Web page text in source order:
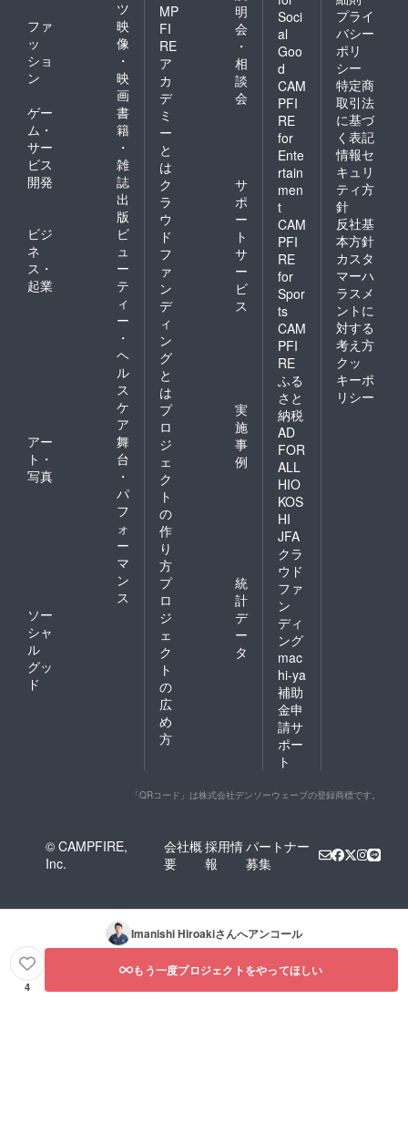
ツ
ファ
ッ
ショ
ン
映
像
・
映
画
ゲー
ム・
サー
ビス
開発
書
籍
・
雑
誌
出
版
ビジ
ネ
ス・
起業
ビ
ュ
ー
テ
ィ
ー
・
ヘ
ル
ス
ケ
ア
アー
ト・
写真
舞
台
・
パ
フ
ォ
ー
マ
ン
ス
ソー
シャ
ル
グッ
ド
MP
FI
RE
ア
カ
デ
ミ
ー
と
は
明
会
・
相
談
会
ク
ラ
ウ
ド
フ
ァ
ン
デ
ィ
ン
グ
と
は
サ
ポ
ー
ト
サ
ー
ビ
ス
プ
ロ
ジ
ェ
ク
ト
の
作
り
方
実
施
事
例
プ
ロ
ジ
ェ
ク
ト
の
広
め
方
統
計
デ
ー
タ
Soci
al
Goo
d
CAM
PFI
RE
for
Ente
rtain
men
t
CAM
PFI
RE
for
Spor
ts
CAM
PFI
RE
ふる
さと
納税
AD
FOR
ALL
HIO
KOS
HI
JFA
クラ
ウド
ファ
ン
ディ
ング
mac
hi-ya
補助
金申
請サ
ポー
ト
プライ
バシー
ポリ
シー
特定商
取引法
に基づ
く表記
情報セ
キュリ
ティ方
針
反社基
本方針
カスタ
マーハ
ラスメ
ントに
対する
考え方
クッ
キーポ
リシー
「QRコード」は株式会社デンソーウェーブの登録商標です。
© CAMPFIRE,
Inc.
会社概
要
採用情
報
パートナー
募集
Imanishi Hiroakiさんへアンコール
4
もう一度プロジェクトをやってほしい